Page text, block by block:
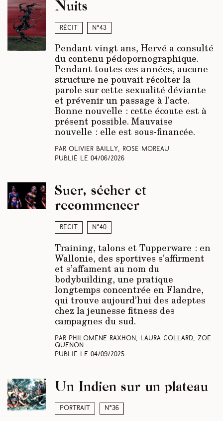
Récit N°43
Nuits
Pendant vingt ans, Hervé a consulté
du contenu pédopornographique.
Pendant toutes ces années, aucune
structure ne pouvait récolter la
parole sur cette sexualité déviante
et prévenir un passage à l’acte.
Bonne nouvelle : cette écoute est à
présent possible. Mauvaise
nouvelle : elle est sous-financée.
Par Olivier Bailly, Rose Moreau
Publié le 04/06/2026
Récit N°40
Suer, sécher et
recommencer
Training, talons et Tupperware : en
Wallonie, des sportives s’affirment
et s’affament au nom du
bodybuilding, une pratique
longtemps concentrée en Flandre,
qui trouve aujourd’hui des adeptes
chez la jeunesse fitness des
campagnes du sud.
Par Philomène Raxhon, Laura Collard, Zoé
Quenon
Publié le 04/09/2025
Portrait N°36
Un Indien sur un plateau